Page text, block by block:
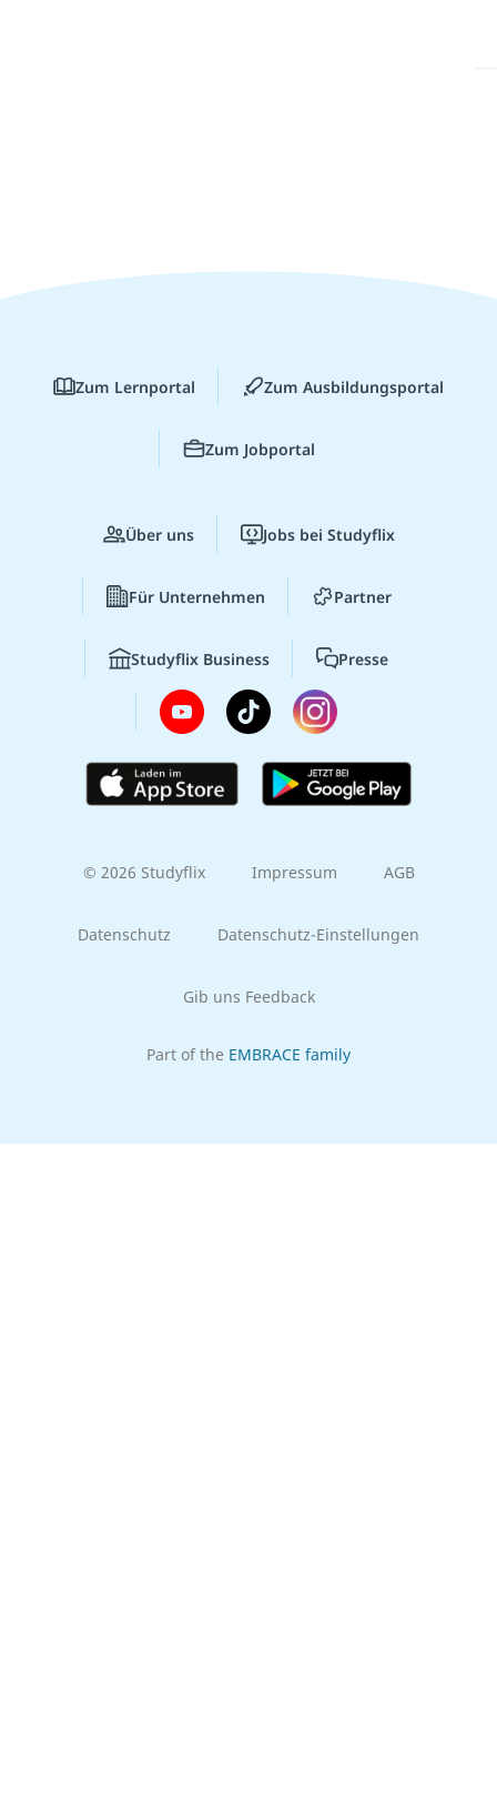
Zum Lernportal Zum Ausbildungsportal
Zum Jobportal
Über uns Jobs bei Studyflix
Für Unternehmen Partner
Studyflix Business Presse
© 2026 Studyflix Impressum AGB
Datenschutz Datenschutz-Einstellungen
Gib uns Feedback
Part of the EMBRACE family